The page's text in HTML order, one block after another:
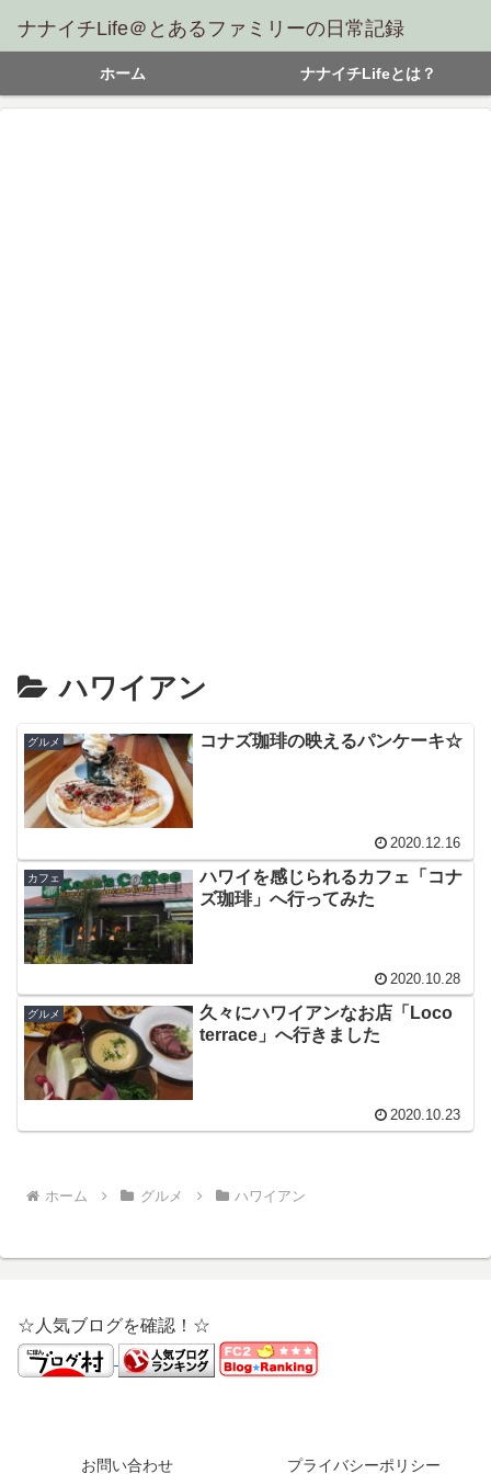
ナナイチLife＠とあるファミリーの日常記録
ホーム ナナイチLifeとは？
ハワイアン
グルメ コナズ珈琲の映えるパンケーキ☆
2020.12.16
カフェ
ハワイを感じられるカフェ「コナ
ズ珈琲」へ行ってみた
2020.10.28
グルメ
久々にハワイアンなお店「Loco
terrace」へ行きました
2020.10.23
ホーム グルメ ハワイアン
☆人気ブログを確認！☆
お問い合わせ プライバシーポリシー